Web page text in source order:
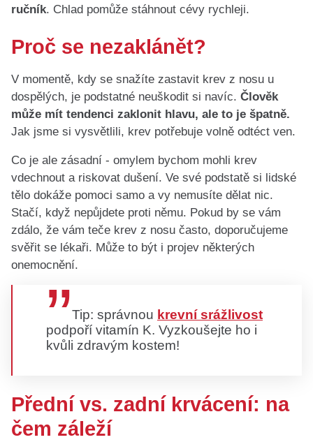
ručník. Chlad pomůže stáhnout cévy rychleji.
Proč se nezaklánět?
V momentě, kdy se snažíte zastavit krev z nosu u
dospělých, je podstatné neuškodit si navíc. Člověk
může mít tendenci zaklonit hlavu, ale to je špatně.
Jak jsme si vysvětlili, krev potřebuje volně odtéct ven.
Co je ale zásadní - omylem bychom mohli krev
vdechnout a riskovat dušení. Ve své podstatě si lidské
tělo dokáže pomoci samo a vy nemusíte dělat nic.
Stačí, když nepůjdete proti němu. Pokud by se vám
zdálo, že vám teče krev z nosu často, doporučujeme
svěřit se lékaři. Může to být i projev některých
onemocnění.
Tip: správnou krevní srážlivost
podpoří vitamín K. Vyzkoušejte ho i
kvůli zdravým kostem!
Přední vs. zadní krvácení: na
čem záleží